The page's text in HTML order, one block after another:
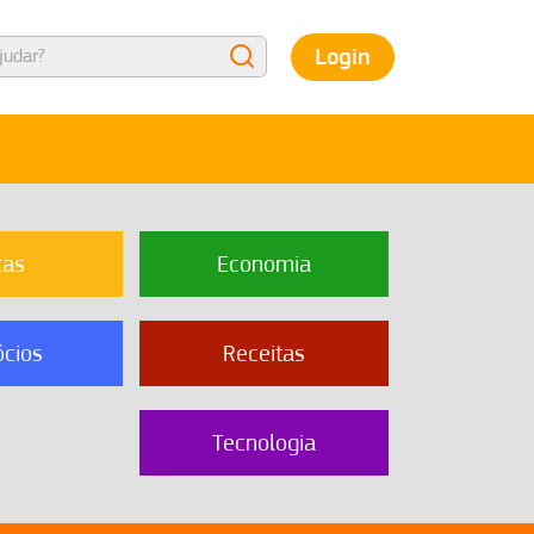
Login
Economia
Receitas
Tecnologia